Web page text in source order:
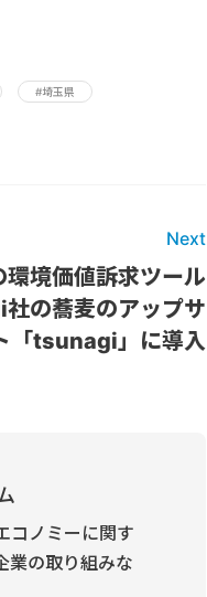
#埼玉県
Next
境価値訴求ツール
の蕎麦のアップサ
「tsunagi」に導入
コノミーに関す
業の取り組みな